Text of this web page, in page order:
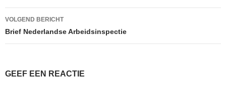
VOLGEND BERICHT
Brief Nederlandse Arbeidsinspectie
GEEF EEN REACTIE